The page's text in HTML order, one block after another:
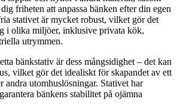
friheten att anpassa bänken efter din egen
stativet är mycket robust, vilket gör det
i olika miljöer, inklusive privata kök,
utrymmen.
bänkstativ är dess mångsidighet – det kan
vilket gör det idealiskt för skapandet av ett
utomhuslösningar. Stativet har
bänkens stabilitet på ojämna